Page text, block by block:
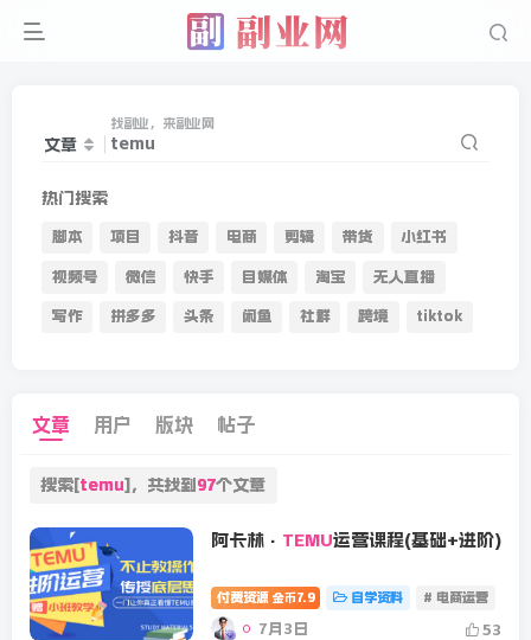
文章
找副业，来副业网
热门搜索
脚本 项目 抖音 电商 剪辑 带货 小红书
视频号 微信 快手 自媒体 淘宝 无人直播
写作 拼多多 头条 闲鱼 社群 跨境 tiktok
文章 用户 版块 帖子
搜索[temu]，共找到 97个文章
阿卡林· TEMU运营课程(基础+进阶)
付费资源 金币 7.9 自学资料 # 电商运营
7月3日 53